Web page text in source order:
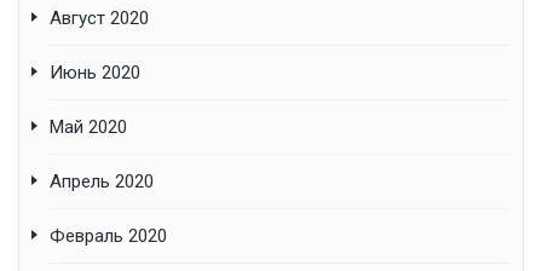
Август 2020
Июнь 2020
Май 2020
Апрель 2020
Февраль 2020